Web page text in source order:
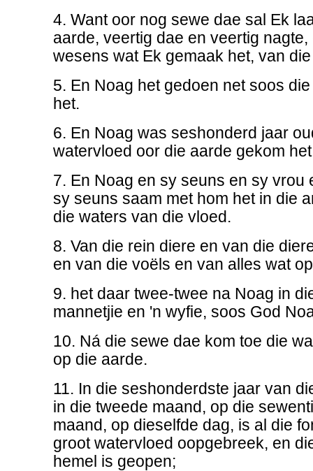
4. Want oor nog sewe dae sal Ek
aarde, veertig dae en veertig
wesens wat Ek gemaak het, van
5. En Noag het gedoen net soos
het.
6. En Noag was seshonderd jaar
watervloed oor die aarde gekom
7. En Noag en sy seuns en sy vrou
sy seuns saam met hom het in die
die waters van die vloed.
8. Van die rein diere en van die
en van die voëls en van alles wat
9. het daar twee-twee na Noag in
mannetjie en 'n wyfie, soos God
10. Ná die sewe dae kom toe die
op die aarde.
11. In die seshonderdste jaar van
in die tweede maand, op die
maand, op dieselfde dag, is al die
groot watervloed oopgebreek, en
hemel is geopen;